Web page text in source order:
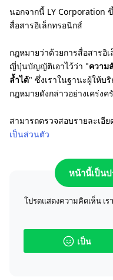
นอกจากนี้ LY Corporation
สื่อสารอิเล็กทรอนิกส์
กฎหมายว่าด้วยการสื่อสารอิ
ญี่ปุ่นบัญญัติเอาไว้ว่า "ความ
ล้ำได้" ซึ่งเราในฐานะผู้ให้บ
กฎหมายดังกล่าวอย่างเคร่งค
สามารถตรวจสอบรายละเอีย
เป็นส่วนตัว
หน้านี้เป็น
โปรดแสดงความคิดเห็น เ
เป็น